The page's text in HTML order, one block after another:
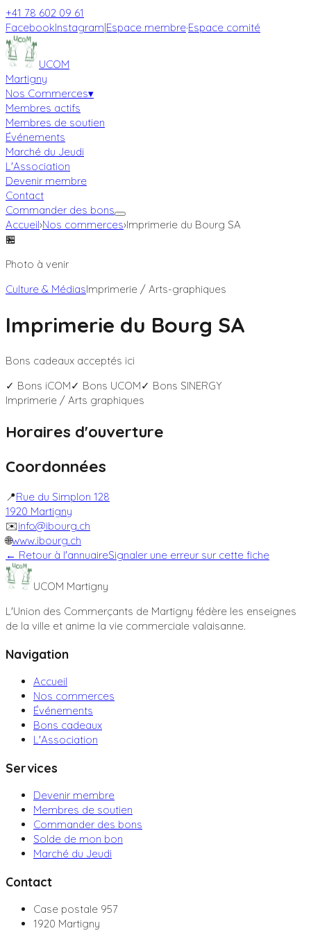
+41 78 602 09 61
FacebookInstagram|Espace membre·Espace comité
UCOM
Martigny
Nos Commerces▾
Membres actifs
Membres de soutien
Événements
Marché du Jeudi
L'Association
Devenir membre
Contact
Commander des bons
Accueil›Nos commerces›Imprimerie du Bourg SA
🏪
Photo à venir
Culture & MédiasImprimerie / Arts-graphiques
Imprimerie du Bourg SA
Bons cadeaux acceptés ici
✓ Bons iCOM✓ Bons UCOM✓ Bons SINERGY
Imprimerie / Arts graphiques
Horaires d'ouverture
Coordonnées
📍Rue du Simplon 128
1920 Martigny
✉️info@ibourg.ch
🌐www.ibourg.ch
← Retour à l'annuaireSignaler une erreur sur cette fiche
UCOM Martigny
L'Union des Commerçants de Martigny fédère les enseignes
de la ville et anime la vie commerciale valaisanne.
Navigation
Accueil
Nos commerces
Événements
Bons cadeaux
L'Association
Services
Devenir membre
Membres de soutien
Commander des bons
Solde de mon bon
Marché du Jeudi
Contact
Case postale 957
1920 Martigny